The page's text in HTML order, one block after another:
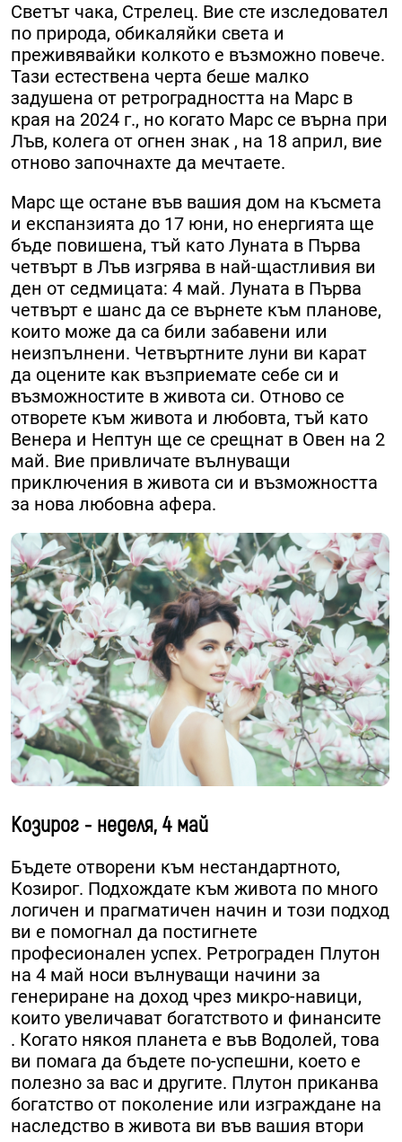
Светът чака, Стрелец. Вие сте изследовател
по природа, обикаляйки света и
преживявайки колкото е възможно повече.
Тази естествена черта беше малко
задушена от ретроградността на Марс в
края на 2024 г., но когато Марс се върна при
Лъв, колега от огнен знак , на 18 април, вие
отново започнахте да мечтаете.
Марс ще остане във вашия дом на късмета
и експанзията до 17 юни, но енергията ще
бъде повишена, тъй като Луната в Първа
четвърт в Лъв изгрява в най-щастливия ви
ден от седмицата: 4 май. Луната в Първа
четвърт е шанс да се върнете към планове,
които може да са били забавени или
неизпълнени. Четвъртните луни ви карат
да оцените как възприемате себе си и
възможностите в живота си. Отново се
отворете към живота и любовта, тъй като
Венера и Нептун ще се срещнат в Овен на 2
май. Вие привличате вълнуващи
приключения в живота си и възможността
за нова любовна афера.
Козирог - неделя, 4 май
Бъдете отворени към нестандартното,
Козирог. Подхождате към живота по много
логичен и прагматичен начин и този подход
ви е помогнал да постигнете
професионален успех. Ретрограден Плутон
на 4 май носи вълнуващи начини за
генериране на доход чрез микро-навици,
които увеличават богатството и финансите
. Когато някоя планета е във Водолей, това
ви помага да бъдете по-успешни, което е
полезно за вас и другите. Плутон приканва
богатство от поколение или изграждане на
наследство в живота ви във вашия втори